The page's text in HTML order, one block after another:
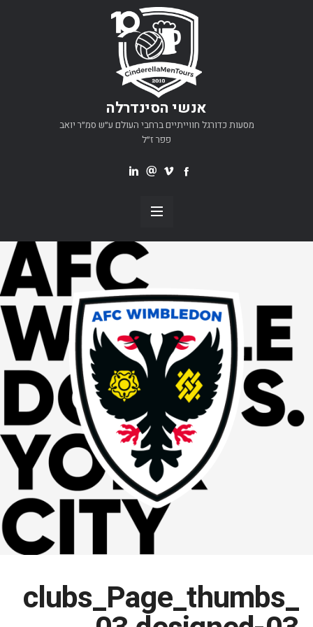
אנשי הסינדרלה
מסעות כדורגל חווייתיים ברחבי העולם ע״ש סמ״ר יואב
פפר ז״ל
clubs_Page_thumbs_